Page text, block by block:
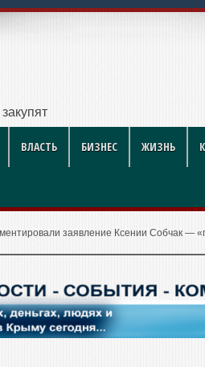
еще четыре
ВЛАСТЬ БИЗНЕС ЖИЗНЬ
заявление Ксении Собчак —